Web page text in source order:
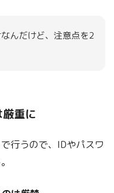
んだけど、注意点を2
重に
行うので、IDやパスワ